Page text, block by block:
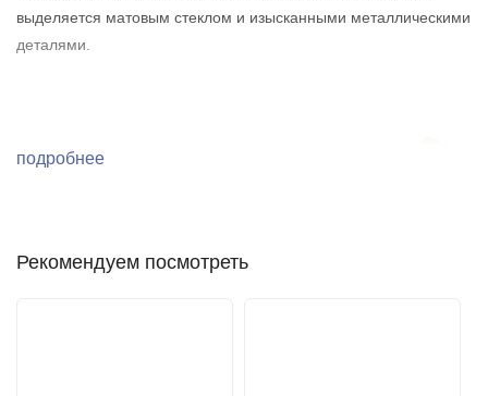
выделяется матовым стеклом и изысканными металлическими
деталями.
подробнее
Рекомендуем посмотреть